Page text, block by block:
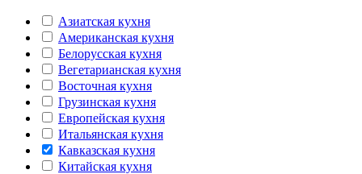
Азиатская кухня
Американская кухня
Белорусская кухня
Вегетарианская кухня
Восточная кухня
Грузинская кухня
Европейская кухня
Итальянская кухня
Кавказская кухня
Китайская кухня